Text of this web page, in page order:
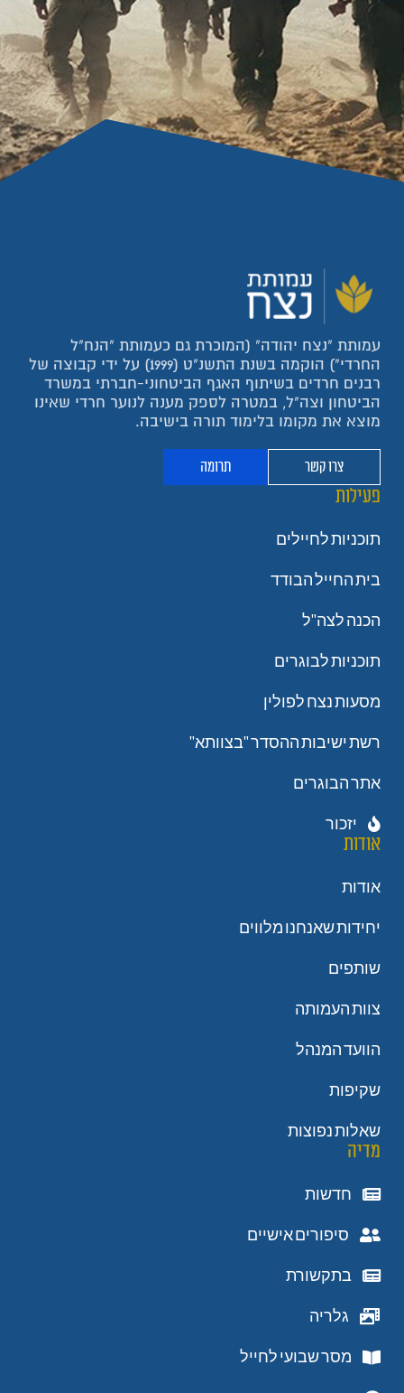
עמותת "נצח יהודה" (המוכרת גם כעמותת "הנח"ל
החרדי") הוקמה בשנת התשנ"ט (1999) על ידי קבוצה של
רבנים חרדים בשיתוף האגף הביטחוני-חברתי במשרד
הביטחון וצה"ל, במטרה לספק מענה לנוער חרדי שאינו
מוצא את מקומו בלימוד תורה בישיבה.
צרו קשר תרומה
פעילות
תוכניות לחיילים
בית החייל הבודד
הכנה לצה"ל
תוכניות לבוגרים
מסעות נצח לפולין
רשת ישיבות ההסדר "בצוותא"
אתר הבוגרים
יזכור
אודות
אודות
יחידות שאנחנו מלווים
שותפים
צוות העמותה
הוועד המנהל
שקיפות
שאלות נפוצות
מדיה
חדשות
סיפורים אישיים
בתקשורת
גלריה
מסר שבועי לחייל